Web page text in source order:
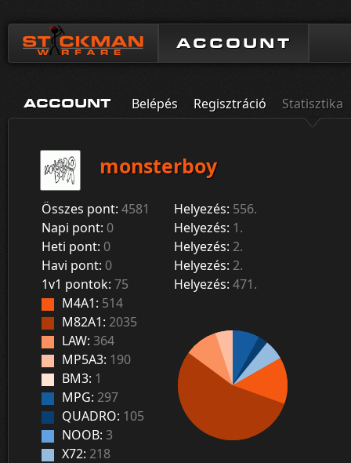
ACCOUNT
ACCOUNT Belépés Regisztráció Statisztika
monsterboy
Összes pont: 4581 Helyezés: 556.
Napi pont: 0 Helyezés: 1.
Heti pont: 0 Helyezés: 2.
Havi pont: 0 Helyezés: 2.
1v1 pontok: 75 Helyezés: 471.
M4A1: 514
M82A1: 2035
LAW: 364
MP5A3: 190
BM3: 1
MPG: 297
QUADRO: 105
NOOB: 3
X72: 218